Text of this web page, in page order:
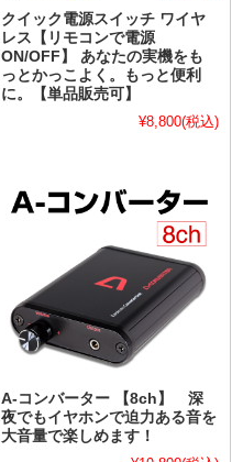
クイック電源スイッチ ワイヤ
レス【リモコンで電源
ON/OFF】 あなたの実機をも
っとかっこよく。もっと便利
に。【単品販売可】
¥8,800(税込)
A-コンバーター 【8ch】 深
夜でもイヤホンで迫力ある音を
大音量で楽しめます！